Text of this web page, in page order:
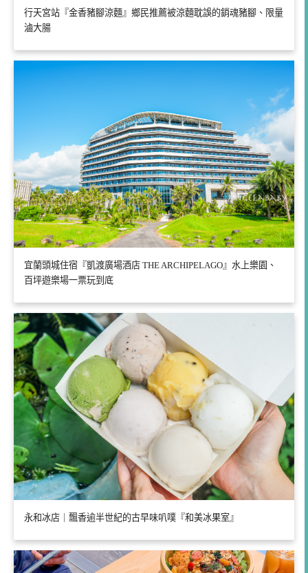
行天宮站『金香豬腳涼麵』鄉民推薦被涼麵耽誤的銷魂豬腳、限量
滷大腸
宜蘭頭城住宿『凱渡廣場酒店 THE ARCHIPELAGO』水上樂園、
百坪遊樂場一票玩到底
永和冰店｜飄香逾半世紀的古早味叭噗『和美冰果室』